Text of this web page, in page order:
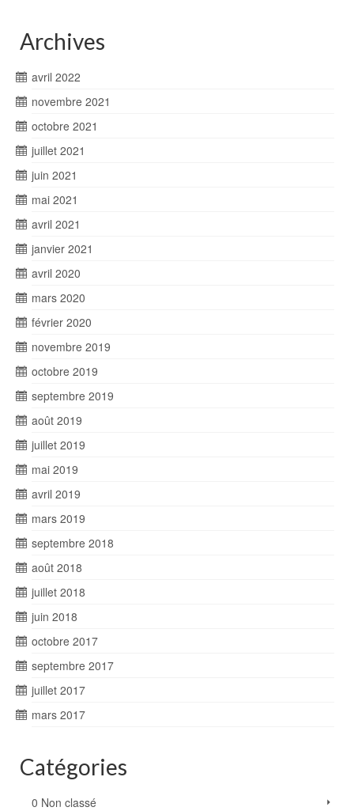
Archives
avril 2022
novembre 2021
octobre 2021
juillet 2021
juin 2021
mai 2021
avril 2021
janvier 2021
avril 2020
mars 2020
février 2020
novembre 2019
octobre 2019
septembre 2019
août 2019
juillet 2019
mai 2019
avril 2019
mars 2019
septembre 2018
août 2018
juillet 2018
juin 2018
octobre 2017
septembre 2017
juillet 2017
mars 2017
Catégories
0 Non classé